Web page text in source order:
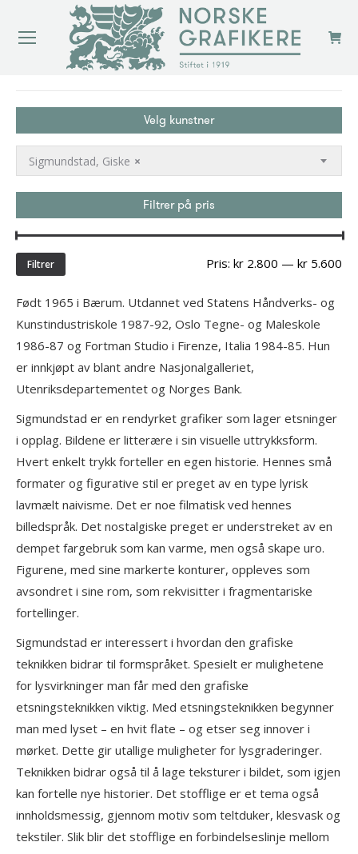
Velg kunstner
×
Sigmundstad, Giske
Filtrer på pris
Filtrer Pris: kr 2.800 — kr 5.600
Født 1965 i Bærum. Utdannet ved Statens Håndverks- og
Kunstindustriskole 1987-92, Oslo Tegne- og Maleskole
1986-87 og Fortman Studio i Firenze, Italia 1984-85. Hun
er innkjøpt av blant andre Nasjonalgalleriet,
Utenriksdepartementet og Norges Bank.
Sigmundstad er en rendyrket grafiker som lager etsninger
i opplag. Bildene er litterære i sin visuelle uttrykksform.
Hvert enkelt trykk forteller en egen historie. Hennes små
formater og figurative stil er preget av en type lyrisk
lavmælt naivisme. Det er noe filmatisk ved hennes
billedspråk. Det nostalgiske preget er understreket av en
dempet fargebruk som kan varme, men også skape uro.
Figurene, med sine markerte konturer, oppleves som
avsondret i sine rom, som rekvisitter i fragmentariske
fortellinger.
Sigmundstad er interessert i hvordan den grafiske
teknikken bidrar til formspråket. Spesielt er mulighetene
for lysvirkninger man får med den grafiske
etsningsteknikken viktig. Med etsningsteknikken begynner
man med lyset – en hvit flate – og etser seg innover i
mørket. Dette gir utallige muligheter for lysgraderinger.
Teknikken bidrar også til å lage teksturer i bildet, som igjen
kan fortelle nye historier. Det stofflige er et tema også
innholdsmessig, gjennom motiv som teltduker, klesvask og
tekstiler. Slik blir det stofflige en forbindelseslinje mellom